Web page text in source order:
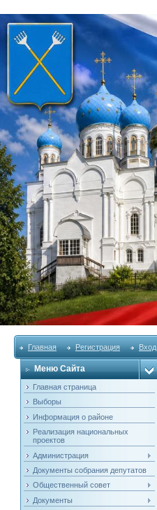
Главная Регистрация Вход
Меню Сайта
Главная страница
Выборы
Информация о районе
Реализация национальных
проектов
Администрация
Документы собрания депутатов
Общественный совет
Документы